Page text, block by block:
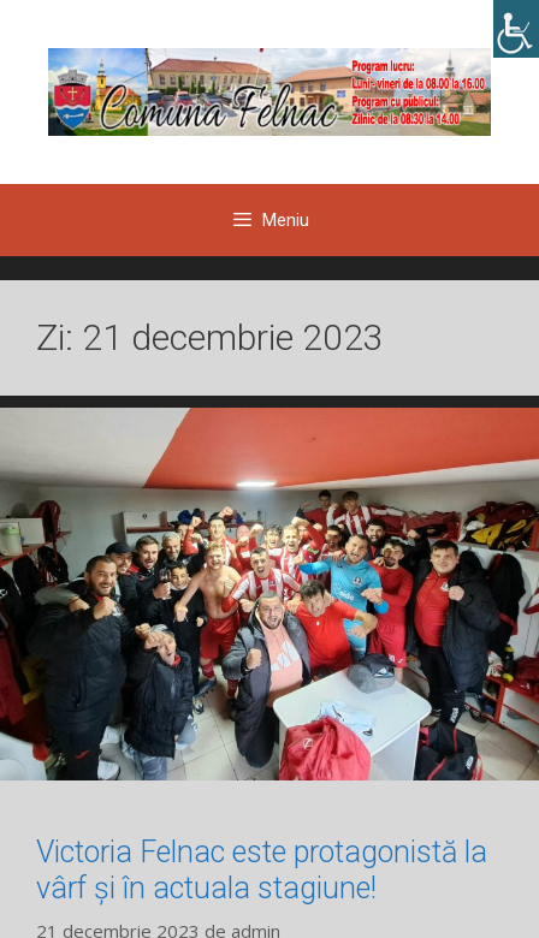
conținut
Meniu
Zi: 21 decembrie 2023
Victoria Felnac este protagonistă la
vârf și în actuala stagiune!
21 decembrie 2023 de admin